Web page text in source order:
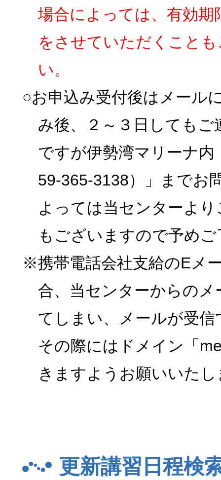
場合によっては、有効
をさせていただくこと
い。
○お申込み受付後はメール
み後、２～３日しても
ですが伊勢湾マリーナ
59-365-3138）」までお
よっては当センターよ
もございますので予め
※携帯電話会社支給のEメ
合、当センターからの
てしまい、メールが受
その際にはドメイン「
きますようお願いいた
更新講習日程検